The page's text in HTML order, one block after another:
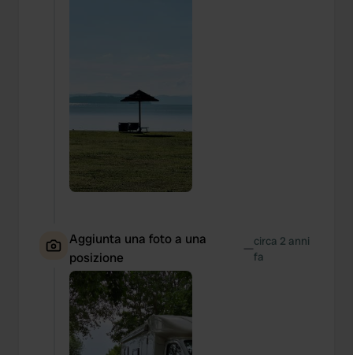
Aggiunta una foto a una
posizione
—circa 2 anni
fa